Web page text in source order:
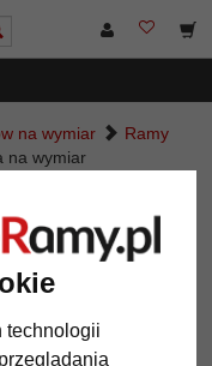
technologii
na wymiar
Ramy
na wymiar
na